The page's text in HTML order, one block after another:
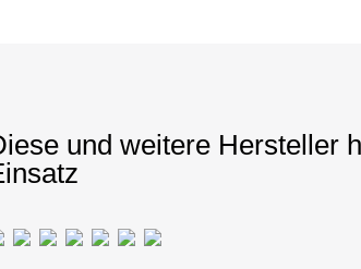
und weitere Hersteller